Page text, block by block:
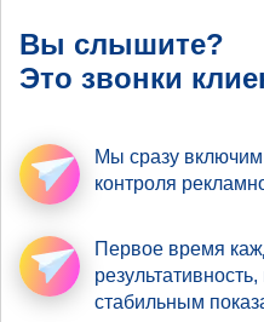
Вы слышите?
Это звонки
Мы сразу
контроля
Первое время
результативность,
стабильным